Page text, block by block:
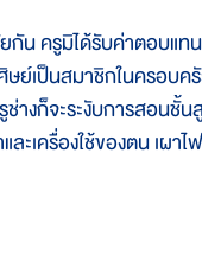
น ครูมิได้รับค่าตอบแทน
ย์เป็นสมาชิกในครอบค
างก็จะระงับการสอนชั้น
ะเครื่องใช้ของตน เผาไฟ